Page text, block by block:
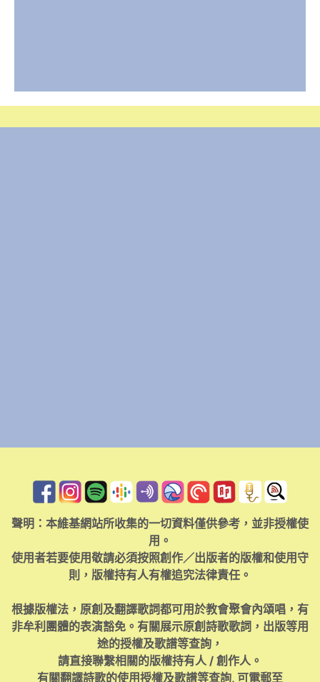
聲明：本維基網站所收集的一切資料僅供參考，並非授權使
用。
使用者若要使用敬請必須按照創作／出版者的版權和使用守
則，版權持有人有權追究法律責任。
根據版權法，原創及翻譯歌詞都可用於教會聚會內頌唱，有
非牟利團體的表演豁免。有關展示原創詩歌歌詞，出版等用
途的授權及歌譜等查詢，
請直接聯繫相關的版權持有人 / 創作人。
有關翻譯詩歌的使用授權及歌譜等查詢, 可電郵至